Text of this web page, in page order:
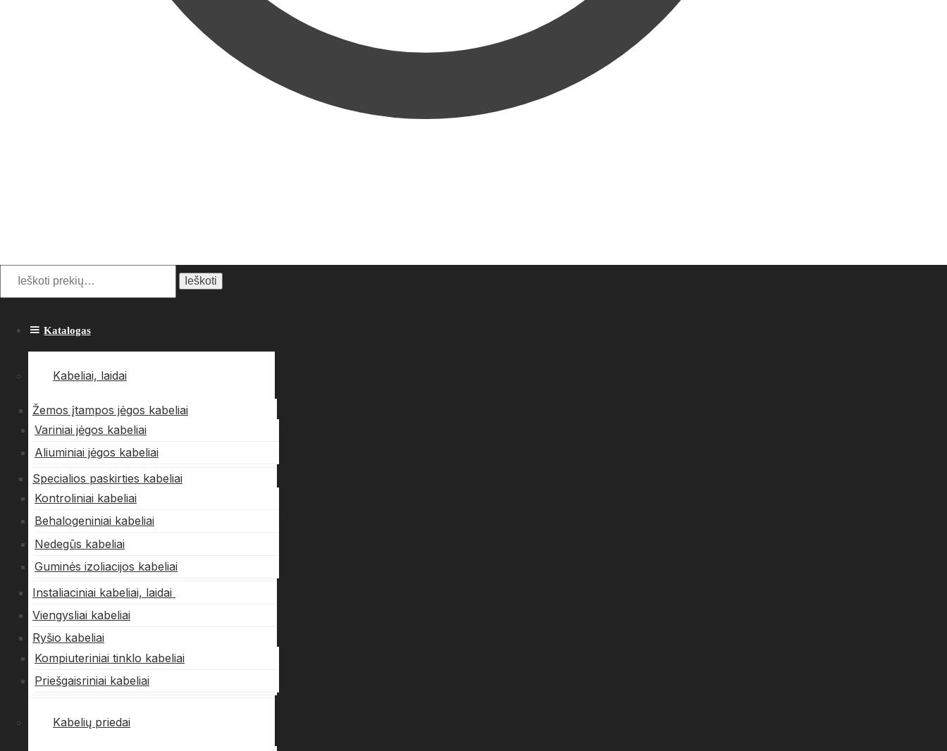
Ieškoti:
Ieškoti
Katalogas
Kabeliai, laidai
Žemos įtampos jėgos kabeliai
Variniai jėgos kabeliai
Aliuminiai jėgos kabeliai
Specialios paskirties kabeliai
Kontroliniai kabeliai
Behalogeniniai kabeliai
Nedegūs kabeliai
Guminės izoliacijos kabeliai
Instaliaciniai kabeliai, laidai
Viengysliai kabeliai
Ryšio kabeliai
Kompiuteriniai tinklo kabeliai
Priešgaisriniai kabeliai
Kabelių priedai